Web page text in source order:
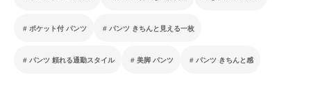
ポケット付 パンツ パンツ きちんと見える一枚
パンツ 頼れる通勤スタイル 美脚 パンツ パンツ きちんと感